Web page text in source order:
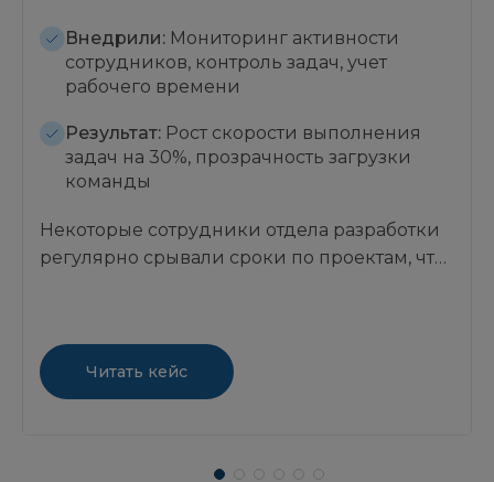
Внедрили: Мониторинг активности
сотрудников, контроль задач, учет
рабочего времени
Результат: Рост скорости выполнения
задач на 30%, прозрачность загрузки
команды
Некоторые сотрудники отдела разработки
регулярно срывали сроки по проектам, что
команду...
Читать кейс